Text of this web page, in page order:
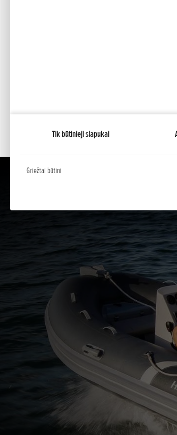
Tik būtinieji slapukai
Griežtai būtini
O Užprogramuota elektroninė
O Elektroninė alyvos lygio,